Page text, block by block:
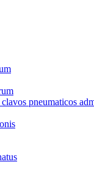
pneumaticos